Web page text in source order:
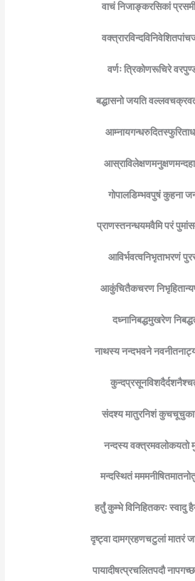
वाचं निजाङ्करसिकां
वर्णः त्रिकोणरूचिरे
बद्धासनो जयति
गोपालडिम्भवपुषं कुहना
प्राणस्तनन्धयमवैमि परं
आविर्भवत्वनिभृताभरणं
आकुंचितैकचरण
दध्नानिबद्धमुखरेण
नाथस्य नन्दभवने
संदश्य मातुरनिशं
नन्दस्य वक्त्रमवलोकयतो
मन्दस्थितं
हर्तुं कुम्भे विनिहितकरः स्वादु
दृष्ट्वा दामग्रहणचटुलां मातरं
पायादीषत्प्रचलितपदौ